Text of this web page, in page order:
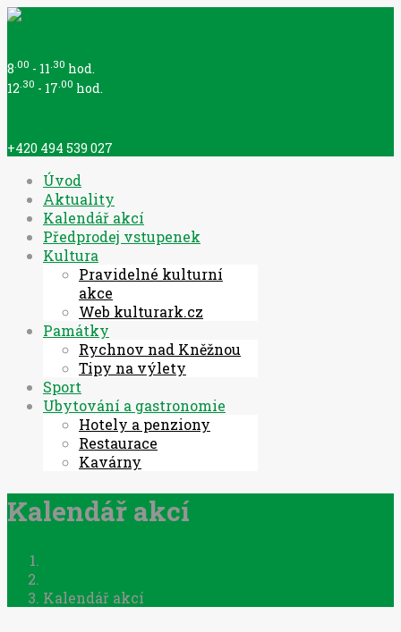
8.00 - 11.30 hod.
12 .30 - 17 .00 hod.
+420 494 539 027
Úvod
Aktuality
Kalendář akcí
Předprodej vstupenek
Kultura
Pravidelné kulturní
akce
Web kulturark.cz
Památky
Rychnov nad Kněžnou
Tipy na výlety
Sport
Ubytování a gastronomie
Hotely a penziony
Restaurace
Kavárny
Kalendář akcí
Kalendář akcí